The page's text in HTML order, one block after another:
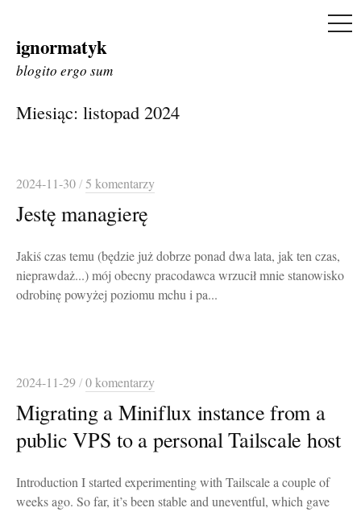
Skip
to
ignormatyk
blogito ergo sum
Miesiąc: listopad 2024
2024-11-30/5 komentarzy
Jestę managierę
Jakiś czas temu (będzie już dobrze ponad dwa lata, jak ten czas,
nieprawdaż...) mój obecny pracodawca wrzucił mnie stanowisko
odrobinę powyżej poziomu mchu i pa...
2024-11-29/0 komentarzy
Migrating a Miniflux instance from a
public VPS to a personal Tailscale host
Introduction I started experimenting with Tailscale a couple of
weeks ago. So far, it’s been stable and uneventful, which gave